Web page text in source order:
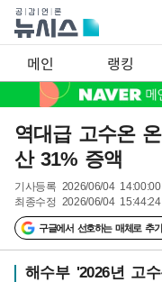
메인 랭킹
역대급 고수온
산 31% 증액
기사등록 2026/06/04 14:00:00
최종수정 2026/06/04 15:44:24
구글에서 선호하는 매체로 추가
해수부 '2026년 고